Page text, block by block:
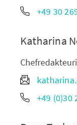
+49 30
Katharina
+49 (0)30